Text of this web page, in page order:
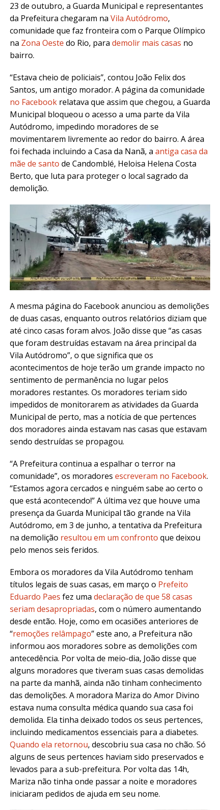
23 de outubro, a Guarda Municipal e representantes
da Prefeitura chegaram na Vila Autódromo,
comunidade que faz fronteira com o Parque Olímpico
na Zona Oeste do Rio, para demolir mais casas no
bairro.
“Estava cheio de policiais”, contou João Felix dos
Santos, um antigo morador. A página da comunidade
no Facebook relatava que assim que chegou, a Guarda
Municipal bloqueou o acesso a uma parte da Vila
Autódromo, impedindo moradores de se
movimentarem livremente ao redor do bairro. A área
foi fechada incluindo a Casa da Nanã, a antiga casa da
mãe de santo de Candomblé, Heloisa Helena Costa
Berto, que luta para proteger o local sagrado da
demolição.
A mesma página do Facebook anunciou as demolições
de duas casas, enquanto outros relatórios diziam que
até cinco casas foram alvos. João disse que “as casas
que foram destruídas estavam na área principal da
Vila Autódromo”, o que significa que os
acontecimentos de hoje terão um grande impacto no
sentimento de permanência no lugar pelos
moradores restantes. Os moradores teriam sido
impedidos de monitorarem as atividades da Guarda
Municipal de perto, mas a notícia de que pertences
dos moradores ainda estavam nas casas que estavam
sendo destruídas se propagou.
“A Prefeitura continua a espalhar o terror na
comunidade”, os moradores escreveram no Facebook.
“Estamos agora cercados e ninguém sabe ao certo o
que está acontecendo!” A última vez que houve uma
presença da Guarda Municipal tão grande na Vila
Autódromo, em 3 de junho, a tentativa da Prefeitura
na demolição resultou em um confronto que deixou
pelo menos seis feridos.
Embora os moradores da Vila Autódromo tenham
títulos legais de suas casas, em março o Prefeito
Eduardo Paes fez uma declaração de que 58 casas
seriam desapropriadas, com o número aumentando
desde então. Hoje, como em ocasiões anteriores de
“remoções relâmpago” este ano, a Prefeitura não
informou aos moradores sobre as demolições com
antecedência. Por volta de meio-dia, João disse que
alguns moradores que tiveram suas casas demolidas
na parte da manhã, ainda não tinham conhecimento
das demolições. A moradora Mariza do Amor Divino
estava numa consulta médica quando sua casa foi
demolida. Ela tinha deixado todos os seus pertences,
incluindo medicamentos essenciais para a diabetes.
Quando ela retornou, descobriu sua casa no chão. Só
alguns de seus pertences haviam sido preservados e
levados para a sub-prefeitura. Por volta das 14h,
Mariza não tinha onde passar a noite e moradores
iniciaram pedidos de ajuda em seu nome.